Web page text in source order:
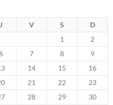
J V S
D
1
2
7 8
9
14 15
16
21 22
23
28 29
30